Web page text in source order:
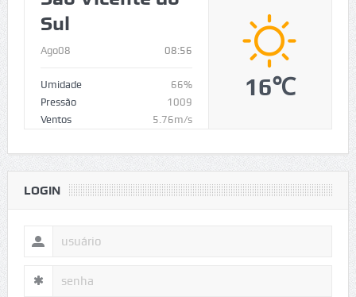
Sul
Ago08 08:56
Umidade
66%
Pressão
1009
Ventos
5.76m/s
16℃
LOGIN